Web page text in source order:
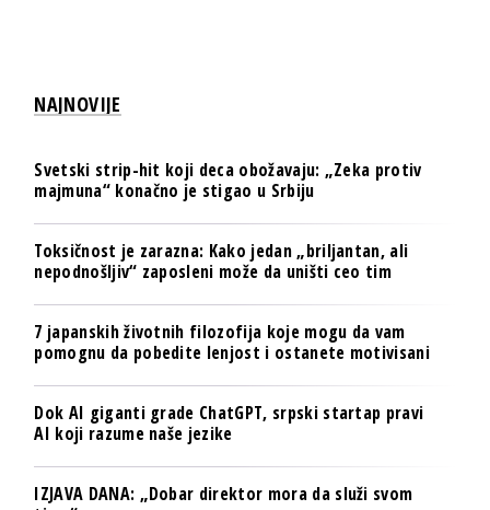
NAJNOVIJE
Svetski strip-hit koji deca obožavaju: „Zeka protiv
majmuna“ konačno je stigao u Srbiju
Toksičnost je zarazna: Kako jedan „briljantan, ali
nepodnošljiv“ zaposleni može da uništi ceo tim
7 japanskih životnih filozofija koje mogu da vam
pomognu da pobedite lenjost i ostanete motivisani
Dok AI giganti grade ChatGPT, srpski startap pravi
AI koji razume naše jezike
IZJAVA DANA: „Dobar direktor mora da služi svom